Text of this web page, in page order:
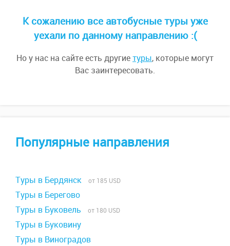
К сожалению все автобусные туры уже
уехали по данному направлению :(
Но у нас на сайте есть другиетуры, которые могут
Вас заинтересовать.
Популярные направления
Туры в Бердянск от 185 USD
Туры в Берегово
Туры в Буковель
от 180 USD
Туры в Буковину
Туры в Виноградов